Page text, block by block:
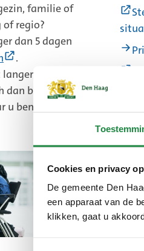
Cookies en privacy
De gemeente Den
een apparaat van de
klikken, gaat u
familie of
of regio?
dan 5 dagen
link)
.
dan 5 dagen
dan bij het
u bent